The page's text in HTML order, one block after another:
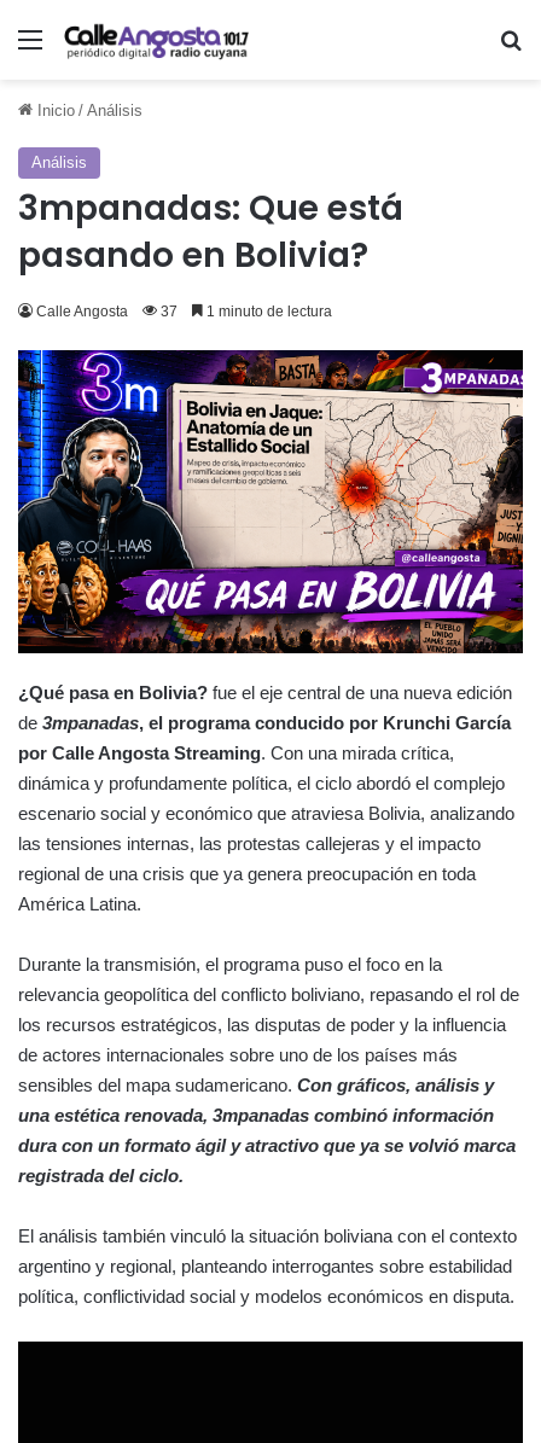
Menú
Inicio / Análisis
Análisis
3mpanadas: Que está
pasando en Bolivia?
Calle Angosta 37 1 minuto de lectura
¿Qué pasa en Bolivia? fue el eje central de una nueva edición
de 3mpanadas, el programa conducido por Krunchi García
por Calle Angosta Streaming. Con una mirada crítica,
dinámica y profundamente política, el ciclo abordó el complejo
escenario social y económico que atraviesa Bolivia, analizando
las tensiones internas, las protestas callejeras y el impacto
regional de una crisis que ya genera preocupación en toda
América Latina.
Durante la transmisión, el programa puso el foco en la
relevancia geopolítica del conflicto boliviano, repasando el rol de
los recursos estratégicos, las disputas de poder y la influencia
de actores internacionales sobre uno de los países más
sensibles del mapa sudamericano. Con gráficos, análisis y
una estética renovada, 3mpanadas combinó información
dura con un formato ágil y atractivo que ya se volvió marca
registrada del ciclo.
El análisis también vinculó la situación boliviana con el contexto
argentino y regional, planteando interrogantes sobre estabilidad
política, conflictividad social y modelos económicos en disputa.